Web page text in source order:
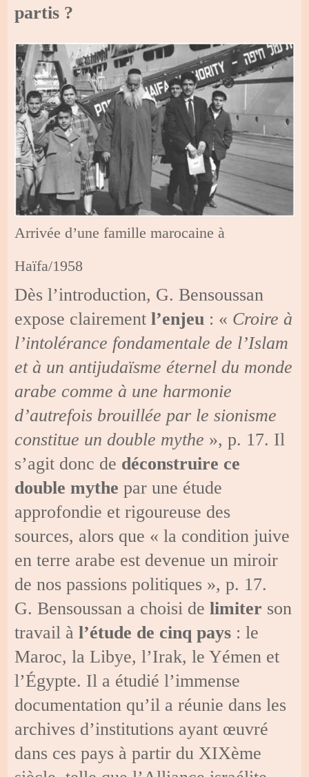
partis ?
Arrivée d’une famille marocaine à
Haïfa/1958
Dès l’introduction, G. Bensoussan
expose clairementl’enjeu : « Croire à
l’intolérance fondamentale de l’Islam
et à un antijudaïsme éternel du monde
arabe comme à une harmonie
d’autrefois brouillée par le sionisme
constitue un double mythe », p. 17. Il
s’agit donc de déconstruire ce
double mythe par une étude
approfondie et rigoureuse des
sources, alors que « la condition juive
en terre arabe est devenue un miroir
de nos passions politiques », p. 17.
G. Bensoussan a choisi delimiter son
travail àl’étude de cinq pays : le
Maroc, la Libye, l’Irak, le Yémen et
l’Égypte. Il a étudié l’immense
documentation qu’il a réunie dans les
archives d’institutions ayant œuvré
dans ces pays à partir du XIXème